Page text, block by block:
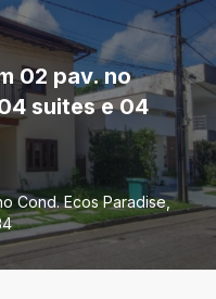
02 pav. no
suites e 04
Cond. Ecos Paradise,